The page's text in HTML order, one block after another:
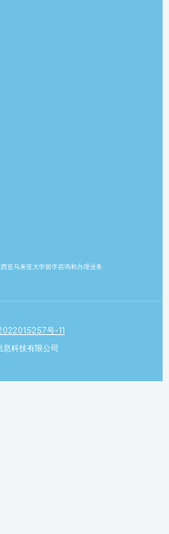
亚马来亚大学留学咨询和办理业务.
号-11
息科技有限公司